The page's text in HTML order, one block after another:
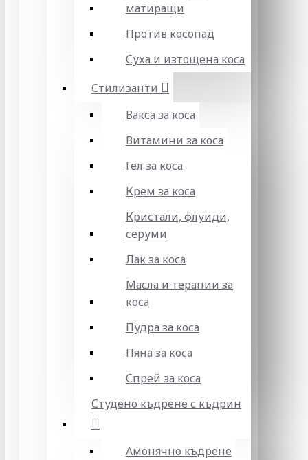
матиращи
Против косопад
Суха и изтощена коса
Стилизанти
Вакса за коса
Витамини за коса
Гел за коса
Крем за коса
Кристали, флуиди,
серуми
Лак за коса
Масла и терапии за
коса
Пудра за коса
Пяна за коса
Спрей за коса
Студено къдрене с къдрин
Амонячно къдрене